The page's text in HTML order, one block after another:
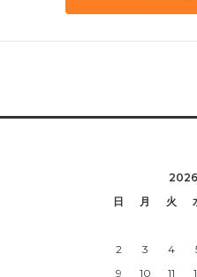
日
月 火
2
3 4
9
10 11